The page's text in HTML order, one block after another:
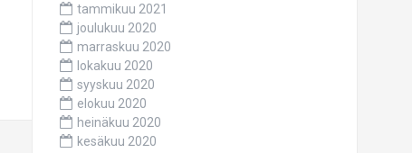
tammikuu 2021
joulukuu 2020
marraskuu 2020
lokakuu 2020
syyskuu 2020
elokuu 2020
heinäkuu 2020
kesäkuu 2020